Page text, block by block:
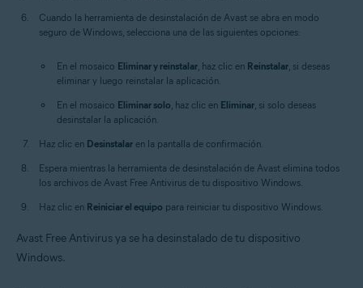
Cuando la herramienta de desinstalación de Avast se abra en modo
seguro de Windows, selecciona una de las siguientes opciones:
En el mosaico Eliminar y reinstalar , haz clic en Reinstalar , si deseas
eliminar y luego reinstalar la aplicación.
En el mosaico Eliminar solo , haz clic en Eliminar , si solo deseas
desinstalar la aplicación.
Haz clic en Desinstalar en la pantalla de confirmación.
Espera mientras la herramienta de desinstalación de Avast elimina todos
los archivos de Avast Free Antivirus de tu dispositivo Windows.
Haz clic en Reiniciar el equipo para reiniciar tu dispositivo Windows.
Avast Free Antivirus ya se ha desinstalado de tu dispositivo
Windows.